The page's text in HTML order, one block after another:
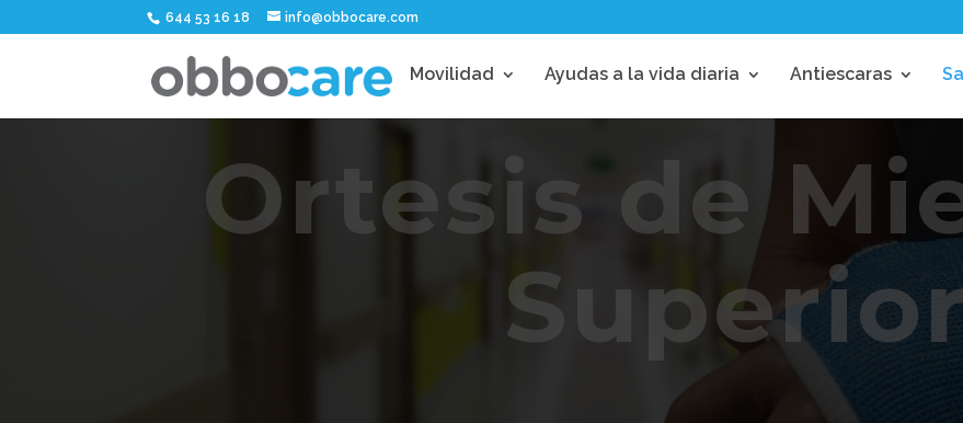
644 53 16 18 info@obbocare.com
Movilidad Ayudas a la vida diaria Antiescaras
Búsqueda
productos
Ortesis de
Superior